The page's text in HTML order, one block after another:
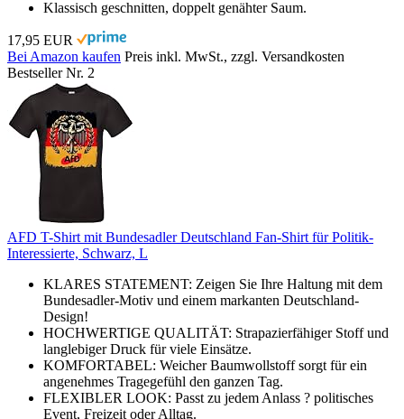
Klassisch geschnitten, doppelt genähter Saum.
17,95 EUR
Bei Amazon kaufen Preis inkl. MwSt., zzgl. Versandkosten
Bestseller Nr. 2
AFD T-Shirt mit Bundesadler Deutschland Fan-Shirt für Politik-
Interessierte, Schwarz, L
KLARES STATEMENT: Zeigen Sie Ihre Haltung mit dem
Bundesadler-Motiv und einem markanten Deutschland-
Design!
HOCHWERTIGE QUALITÄT: Strapazierfähiger Stoff und
langlebiger Druck für viele Einsätze.
KOMFORTABEL: Weicher Baumwollstoff sorgt für ein
angenehmes Tragegefühl den ganzen Tag.
FLEXIBLER LOOK: Passt zu jedem Anlass ? politisches
Event, Freizeit oder Alltag.